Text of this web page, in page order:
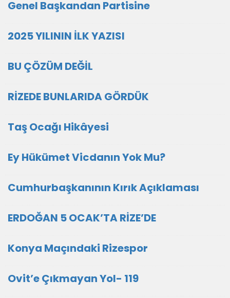
Genel Başkandan Partisine
2025 YILININ İLK YAZISI
BU ÇÖZÜM DEĞİL
RİZEDE BUNLARIDA GÖRDÜK
Taş Ocağı Hikâyesi
Ey Hükümet Vicdanın Yok Mu?
Cumhurbaşkanının Kırık Açıklaması
ERDOĞAN 5 OCAK’TA RİZE’DE
Konya Maçındaki Rizespor
Ovit’e Çıkmayan Yol- 119